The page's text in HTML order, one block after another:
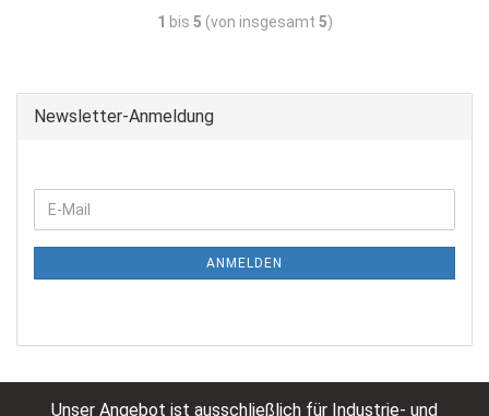
1 bis 5 (von insgesamt 5)
Newsletter-Anmeldung
ANMELDEN
Unser Angebot ist ausschließlich für Industrie- und